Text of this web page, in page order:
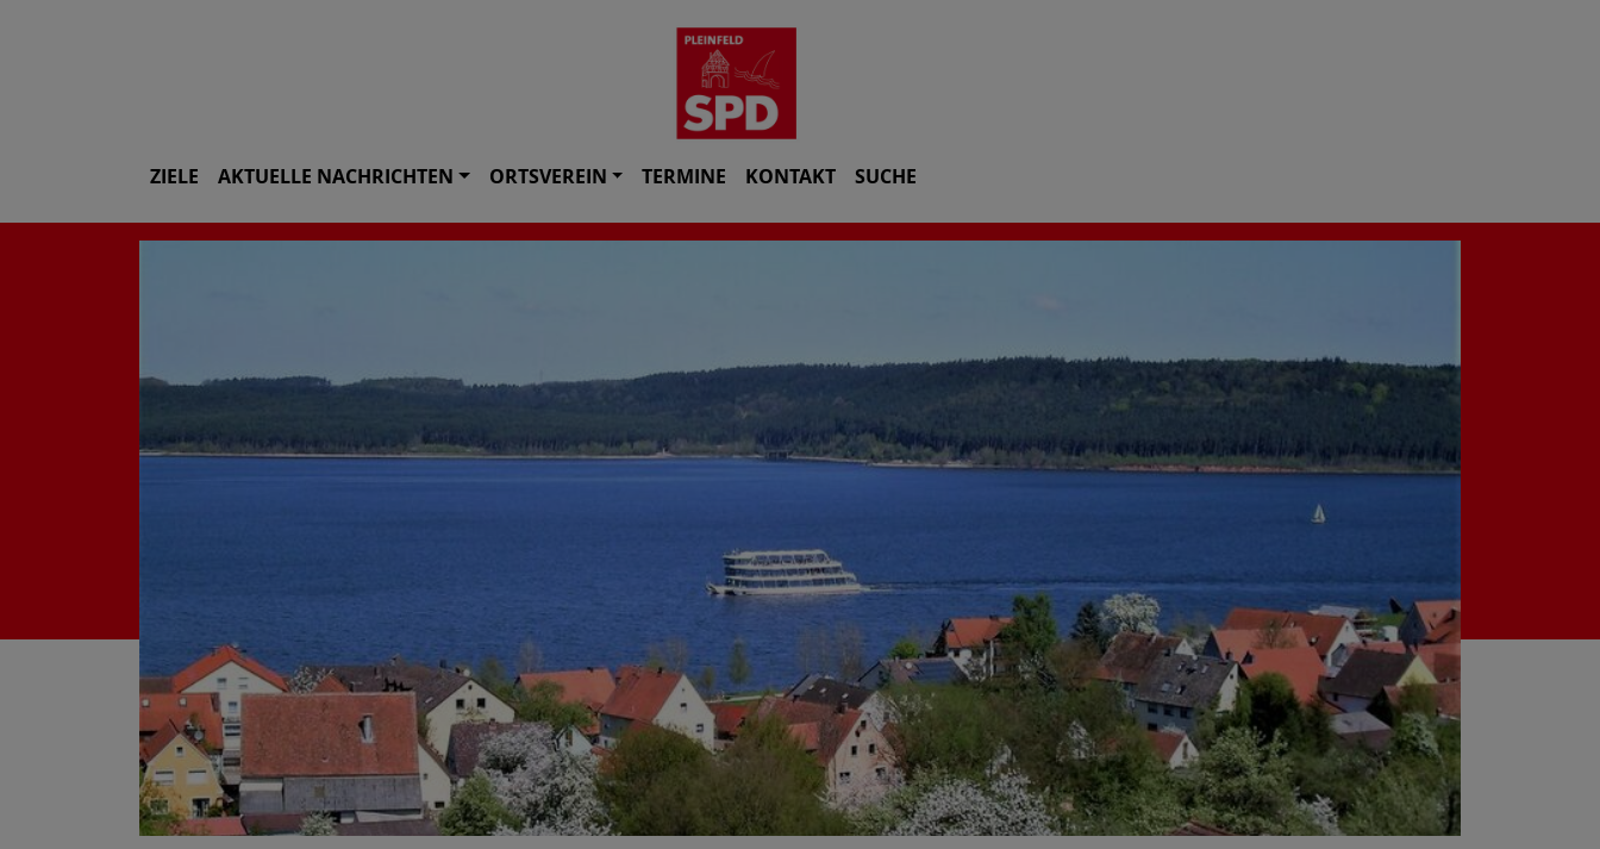
ZIELE AKTUELLE NACHRICHTEN ORTSVEREIN TERMINE KONTAKT SUCHE